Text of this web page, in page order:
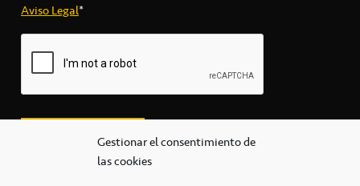
Gestionar el consentimiento de
las cookies
Aviso Legal*